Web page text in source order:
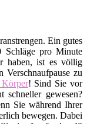
Ein gutes
pro Minute
haben, ist es völlig
Verschnaufpause zu
Körper! Sind Sie vor
gewesen?
Sie während Ihrer
bewegen. Dabei